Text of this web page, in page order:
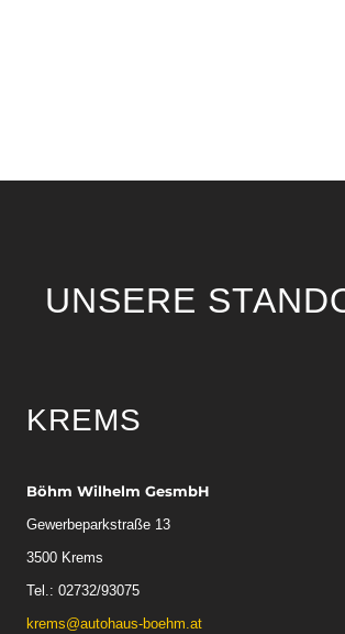
UNSERE
KREMS
Böhm Wilhelm GesmbH
Gewerbeparkstraße 13
3500 Krems
Tel.: 02732/93075
krems@autohaus-boehm.at